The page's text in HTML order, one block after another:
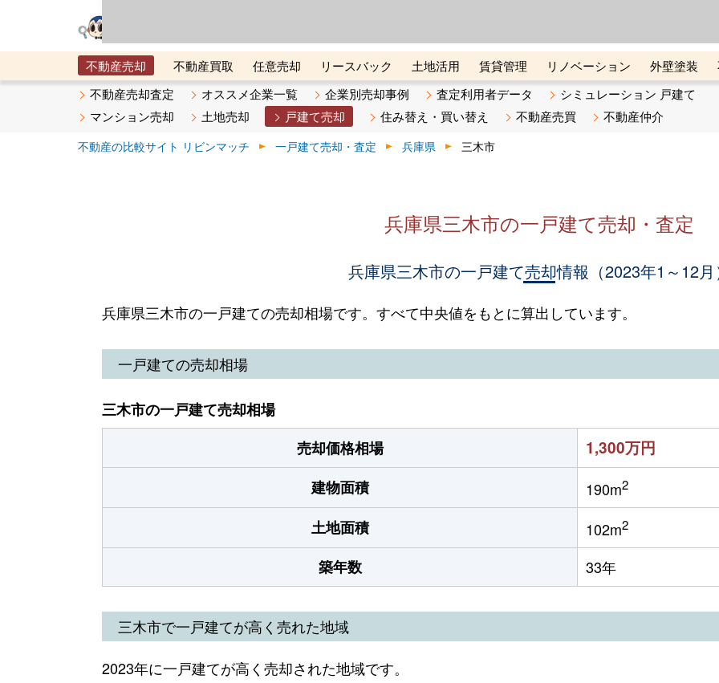
不動産売却 不動産買取 任意売却 リースバック 土地活用 賃貸管理 リノベーション 外壁塗装
メタ住宅展示場
ベスト不動産カンパニー オンライン講座 リビンマガジンBiz 不動産売却ご相談デスク
不動産売却査定 オススメ企業一覧 企業別売却事例 査定利用者データ
シミュレーション 戸建て
マンション売却
土地売却 戸建て売却 住み替え・買い替え 不動産売買 不動産仲介
不動産の比較サイト リビンマッチ 一戸建て売却・査定 兵庫県 三木市
兵庫県三木市の一戸建て売却・査定
兵庫県三木市の一戸建て売却情報（2023年1～12月
兵庫県三木市の一戸建ての売却相場です。すべて中央値をもとに算出しています。
一戸建ての売却相場
三木市の一戸建て売却相場
売却価格相場
1,300万円
建物面積 190m2
土地面積 102m2
築年数 33年
三木市で一戸建てが高く売れた地域
2023年に一戸建てが高く売却された地域です。